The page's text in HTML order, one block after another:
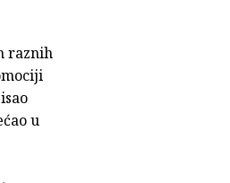
raznih
u